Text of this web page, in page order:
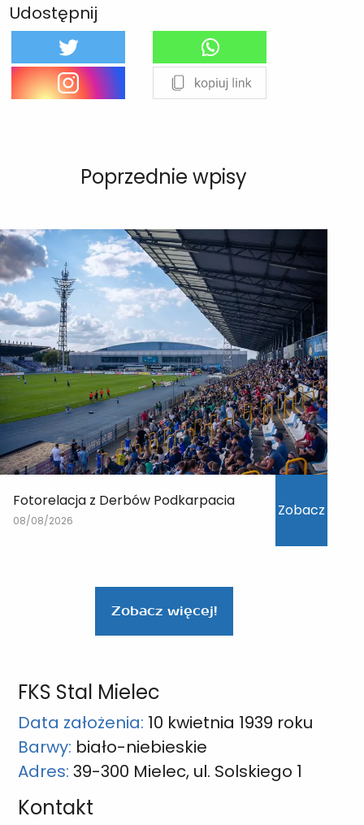
Udostępnij
Poprzednie wpisy
Fotorelacja z Derbów Podkarpacia
08/08/2026
Zobacz
Zobacz więcej!
FKS Stal Mielec
Data założenia: 10 kwietnia 1939 roku
Barwy: biało-niebieskie
Adres: 39-300 Mielec, ul. Solskiego 1
Kontakt